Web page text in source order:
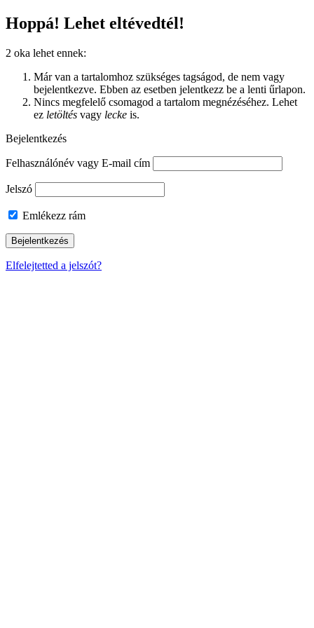
Hoppá! Lehet eltévedtél!
2 oka lehet ennek:
Már van a tartalomhoz szükséges tagságod, de nem vagy
bejelentkezve. Ebben az esetben jelentkezz be a lenti űrlapon.
Nincs megfelelő csomagod a tartalom megnézéséhez. Lehet
ez letöltés vagy lecke is.
Bejelentkezés
Felhasználónév vagy E-mail cím
Jelszó
Emlékezz rám
Elfelejtetted a jelszót?